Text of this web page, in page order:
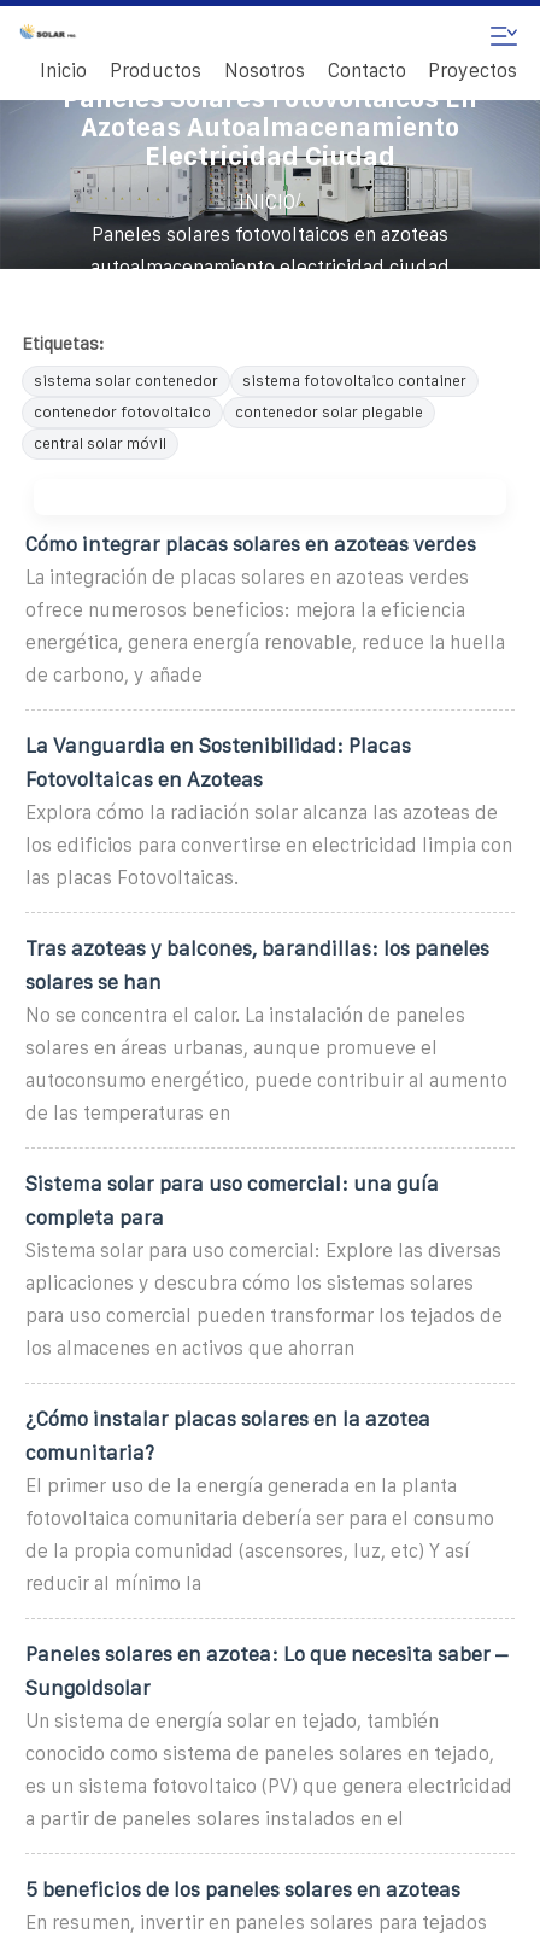
Inicio Productos Nosotros Contacto Proyectos
Paneles Solares Fotovoltaicos En
Azoteas Autoalmacenamiento
Electricidad Ciudad
INICIO/
Paneles solares fotovoltaicos en azoteas
autoalmacenamiento electricidad ciudad
Etiquetas:
sistema solar contenedor
sistema fotovoltaico container
contenedor fotovoltaico
contenedor solar plegable
central solar móvil
Cómo integrar placas solares en azoteas verdes
La integración de placas solares en azoteas verdes
ofrece numerosos beneficios: mejora la eficiencia
energética, genera energía renovable, reduce la huella
de carbono, y añade
La Vanguardia en Sostenibilidad: Placas
Fotovoltaicas en Azoteas
Explora cómo la radiación solar alcanza las azoteas de
los edificios para convertirse en electricidad limpia con
las placas Fotovoltaicas.
Tras azoteas y balcones, barandillas: los paneles
solares se han
No se concentra el calor. La instalación de paneles
solares en áreas urbanas, aunque promueve el
autoconsumo energético, puede contribuir al aumento
de las temperaturas en
Sistema solar para uso comercial: una guía
completa para
Sistema solar para uso comercial: Explore las diversas
aplicaciones y descubra cómo los sistemas solares
para uso comercial pueden transformar los tejados de
los almacenes en activos que ahorran
¿Cómo instalar placas solares en la azotea
comunitaria?
El primer uso de la energía generada en la planta
fotovoltaica comunitaria debería ser para el consumo
de la propia comunidad (ascensores, luz, etc) Y así
reducir al mínimo la
Paneles solares en azotea: Lo que necesita saber –
Sungoldsolar
Un sistema de energía solar en tejado, también
conocido como sistema de paneles solares en tejado,
es un sistema fotovoltaico (PV) que genera electricidad
a partir de paneles solares instalados en el
5 beneficios de los paneles solares en azoteas
En resumen, invertir en paneles solares para tejados